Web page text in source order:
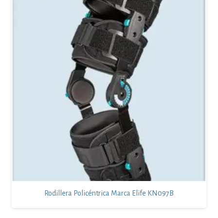
Rodillera Policéntrica Marca Elife KN097B